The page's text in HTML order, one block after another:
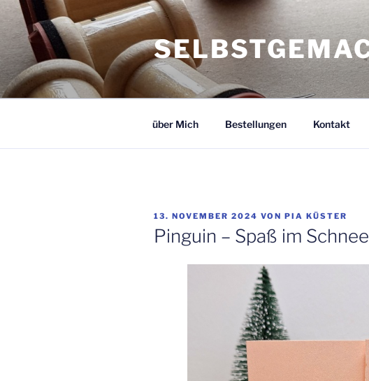
Zum
Inhalt
springen
über Mich Bestellungen Kontakt
VERÖFFENTLICHT
AM
13. NOVEMBER 2024 VON PIA KÜSTER
Pinguin – Spaß im Schnee